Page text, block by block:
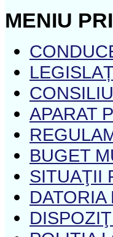
MENIU
APARAT
BUGET
SITUAŢII
DATORIA